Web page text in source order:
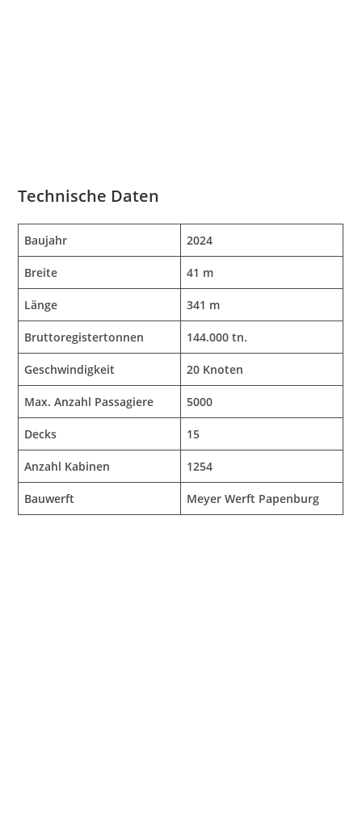
Technische Daten
Baujahr 2024
Breite 41 m
Länge 341 m
Bruttoregistertonnen 144.000 tn.
Geschwindigkeit 20 Knoten
Max. Anzahl Passagiere 5000
Decks 15
Anzahl Kabinen 1254
Bauwerft Meyer Werft Papenburg